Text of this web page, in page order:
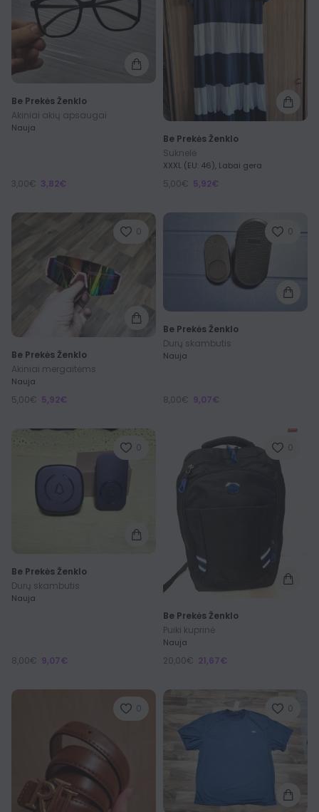
Be Prekės Ženklo
Akiniai akių apsaugai
Nauja
3,00€ 3,82€
Be Prekės Ženklo
Suknelė
XXXL (EU: 46), Labai gera
5,00€ 5,92€
0
Be Prekės Ženklo
Akiniai mergaitėms
Nauja
5,00€ 5,92€
0
Be Prekės Ženklo
Durų skambutis
Nauja
8,00€ 9,07€
0
Be Prekės Ženklo
Durų skambutis
Nauja
8,00€ 9,07€
0
Be Prekės Ženklo
Puiki kuprinė
Nauja
20,00€ 21,67€
0 0